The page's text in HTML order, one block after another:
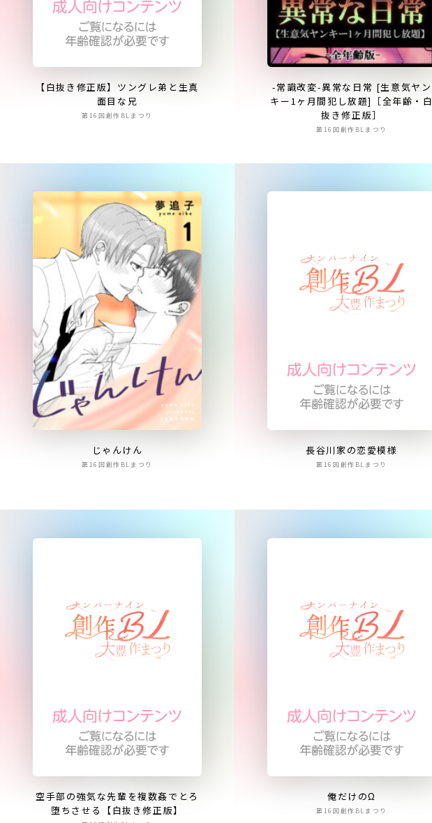
【白抜き修正版】ツングレ弟と生真
面目な兄
第16回創作BLまつり
-常識改変-異常な日常 [生意気ヤン
キー1ヶ月間犯し放題]［全年齢・白
抜き修正版］
第16回創作BLまつり
じゃんけん
第16回創作BLまつり
長谷川家の恋愛模様
第16回創作BLまつり
空手部の強気な先輩を複数姦でとろ
堕ちさせる【白抜き修正版】
俺だけのΩ
第16回創作BLまつり